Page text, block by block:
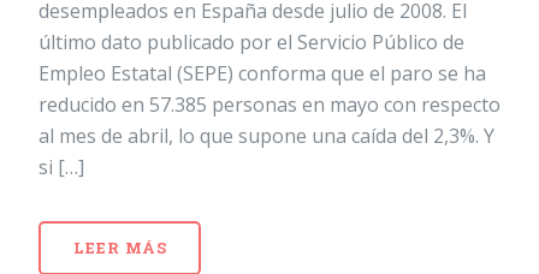
desempleados en España desde julio de 2008. El
último dato publicado por el Servicio Público de
Empleo Estatal (SEPE) conforma que el paro se ha
reducido en 57.385 personas en mayo con respecto
al mes de abril, lo que supone una caída del 2,3%. Y
si […]
LEER MÁS